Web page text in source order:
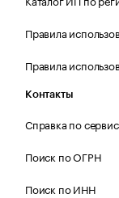
Правила
Правила
Контакты
Справка по
Поиск по ОГРН
Поиск по ИНН